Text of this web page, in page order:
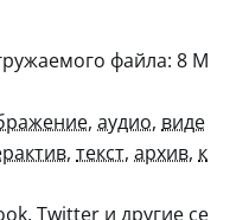
файла: 8 М
, аудио, виде
, текст, архив, к
Twitter и другие се